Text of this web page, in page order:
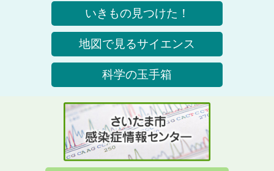
いきもの見つけた！
地図で見るサイエンス
科学の玉手箱